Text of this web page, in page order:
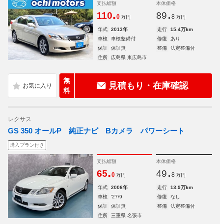
支払総額
110.0 万円
本体価格
89. 8 万円
年式 2013年 走行
15.4万km
車検
車検整備付 修復
あり
保証
保証無 整備
法定整備付
住所
広島県 東広島市
無
料
見積もり・在庫確認
レクサス
GS 350 オールP 純正ナビ Bカメラ パワーシート
購入プラン付き
支払総額
65.0 万円
本体価格
49. 8 万円
年式 2006年 走行
13.9万km
車検
'27/9 修復
なし
保証
保証無 整備
法定整備付
住所
三重県 名張市